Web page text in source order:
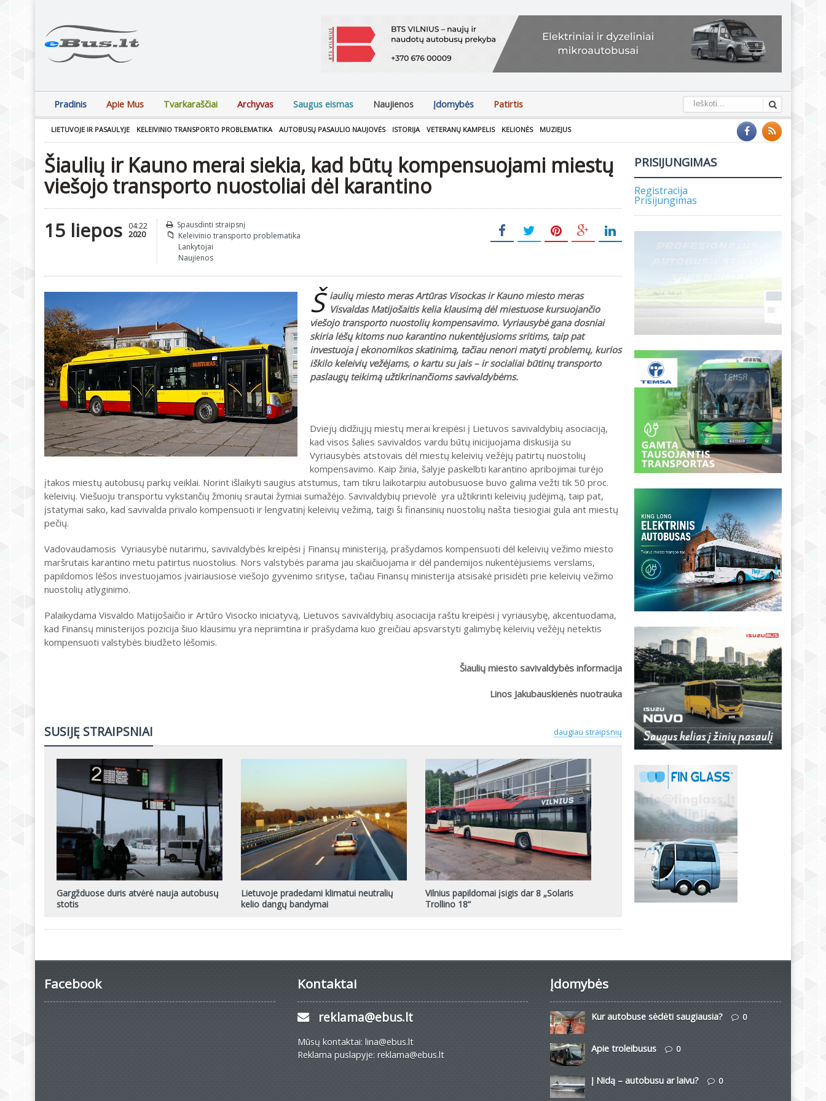
Pradinis Apie Mus Tvarkaraščiai Archyvas Saugus eismas Naujienos Įdomybės Patirtis
LIETUVOJE IR PASAULYJE KELEIVINIO TRANSPORTO PROBLEMATIKA AUTOBUSŲ PASAULIO NAUJOVĖS ISTORIJA VETERANŲ KAMPELIS KELIONĖS MUZIEJUS
Šiaulių ir Kauno merai siekia, kad būtų kompensuojami miestų
viešojo transporto nuostoliai dėl karantino
15 liepos 04:22
2020
Spausdinti straipsnį
Keleivinio transporto problematika
Lankytojai
Naujienos
Š iaulių miesto meras Artūras Visockas ir Kauno miesto meras
Visvaldas Matijošaitis kelia klausimą dėl miestuose kursuojančio
viešojo transporto nuostolių kompensavimo. Vyriausybė gana dosniai
skiria lėšų kitoms nuo karantino nukentėjusioms sritims, taip pat
investuoja į ekonomikos skatinimą, tačiau nenori matyti problemų, kurios
iškilo keleivių vežėjams, o kartu su jais – ir socialiai būtinų transporto
paslaugų teikimą užtikrinančioms savivaldybėms.
Dviejų didžiųjų miestų merai kreipėsi į Lietuvos savivaldybių asociaciją,
kad visos šalies savivaldos vardu būtų inicijuojama diskusija su
Vyriausybės atstovais dėl miestų keleivių vežėjų patirtų nuostolių
kompensavimo. Kaip žinia, šalyje paskelbti karantino apribojimai turėjo
įtakos miestų autobusų parkų veiklai. Norint išlaikyti saugius atstumus, tam tikru laikotarpiu autobusuose buvo galima vežti tik 50 proc.
keleivių. Viešuoju transportu vykstančių žmonių srautai žymiai sumažėjo. Savivaldybių prievolė yra užtikrinti keleivių judėjimą, taip pat,
įstatymai sako, kad savivalda privalo kompensuoti ir lengvatinį keleivių vežimą, taigi ši finansinių nuostolių našta tiesiogiai gula ant miestų
pečių.
Vadovaudamosis Vyriausybė nutarimu, savivaldybės kreipėsi į Finansų ministeriją, prašydamos kompensuoti dėl keleivių vežimo miesto
maršrutais karantino metu patirtus nuostolius. Nors valstybės parama jau skaičiuojama ir dėl pandemijos nukentėjusiems verslams,
papildomos lėšos investuojamos įvairiausiose viešojo gyvenimo srityse, tačiau Finansų ministerija atsisakė prisidėti prie keleivių vežimo
nuostolių atlyginimo.
Palaikydama Visvaldo Matijošaičio ir Artūro Visocko iniciatyvą, Lietuvos savivaldybių asociacija raštu kreipėsi į vyriausybę, akcentuodama,
kad Finansų ministerijos pozicija šiuo klausimu yra nepriimtina ir prašydama kuo greičiau apsvarstyti galimybę keleivių vežėjų netektis
kompensuoti valstybės biudžeto lėšomis.
Šiaulių miesto savivaldybės informacija
Linos Jakubauskienės nuotrauka
daugiau straipsnių
SUSIJĘ STRAIPSNIAI
Gargžduose duris atvėrė nauja autobusų
stotis
Lietuvoje pradedami klimatui neutralių
kelio dangų bandymai
Vilnius papildomai įsigis dar 8 „Solaris
Trollino 18“
PRISIJUNGIMAS
Registracija
Prisijungimas
Facebook Kontaktai
reklama@ebus.lt
Mūsų kontaktai: lina@ebus.lt
Reklama puslapyje: reklama@ebus.lt
Įdomybės
Kur autobuse sėdėti saugiausia? 0
Apie troleibusus 0
Į Nidą – autobusu ar laivu? 0